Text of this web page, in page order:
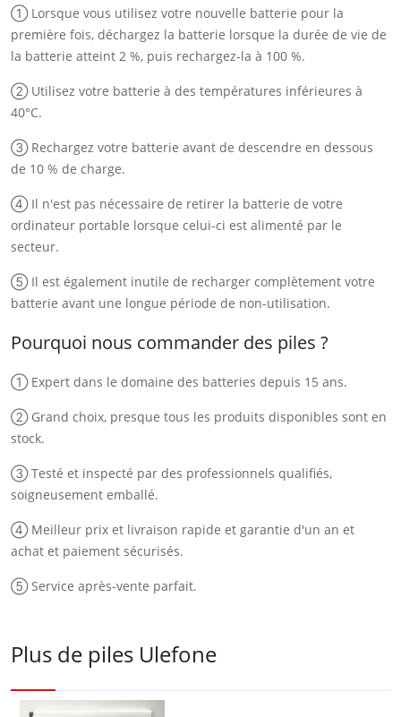
① Lorsque vous utilisez votre nouvelle batterie pour la
première fois, déchargez la batterie lorsque la durée de vie de
la batterie atteint 2 %, puis rechargez-la à 100 %.
② Utilisez votre batterie à des températures inférieures à
40°C.
③ Rechargez votre batterie avant de descendre en dessous
de 10 % de charge.
④ Il n'est pas nécessaire de retirer la batterie de votre
ordinateur portable lorsque celui-ci est alimenté par le
secteur.
⑤ Il est également inutile de recharger complètement votre
batterie avant une longue période de non-utilisation.
Pourquoi nous commander des piles ?
① Expert dans le domaine des batteries depuis 15 ans.
② Grand choix, presque tous les produits disponibles sont en
stock.
③ Testé et inspecté par des professionnels qualifiés,
soigneusement emballé.
④ Meilleur prix et livraison rapide et garantie d'un an et
achat et paiement sécurisés.
⑤ Service après-vente parfait.
Plus de piles Ulefone